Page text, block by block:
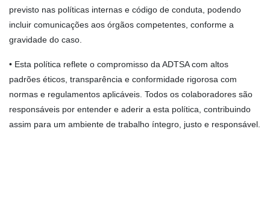
previsto nas políticas internas e código de conduta, podendo
incluir comunicações aos órgãos competentes, conforme a
gravidade do caso.
• Esta política reflete o compromisso da ADTSA com altos
padrões éticos, transparência e conformidade rigorosa com
normas e regulamentos aplicáveis. Todos os colaboradores são
responsáveis por entender e aderir a esta política, contribuindo
assim para um ambiente de trabalho íntegro, justo e responsável.